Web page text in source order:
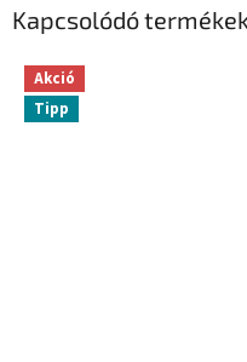
Kapcsolódó
Akció
Tipp